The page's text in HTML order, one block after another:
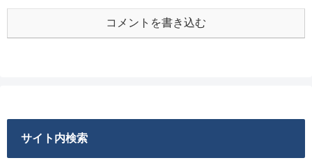
コメントを書き込む
サイト内検索